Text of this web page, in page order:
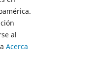
al
Acerca